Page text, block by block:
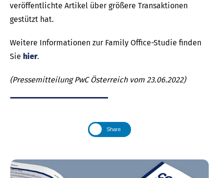
veröffentlichte Artikel über größere Transaktionen
gestützt hat.
Weitere Informationen zur Family Office-Studie finden
Sie hier.
(Pressemitteilung PwC Österreich vom 23.06.2022)
Share